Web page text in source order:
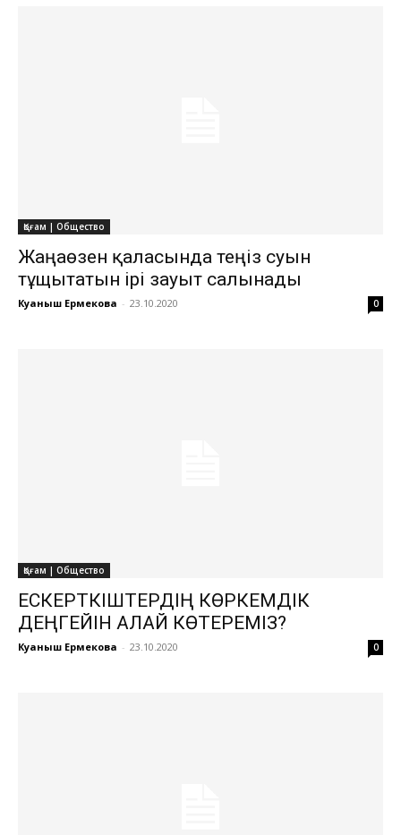
Қоғам | Общество
Жаңаөзен қаласында теңіз суын
тұщытатын ірі зауыт салынады
Куаныш Ермекова - 23.10.2020 0
Қоғам | Общество
ЕСКЕРТКІШТЕРДІҢ КӨРКЕМДІК
ДЕҢГЕЙІН ҚАЛАЙ КӨТЕРЕМІЗ?
Куаныш Ермекова - 23.10.2020 0